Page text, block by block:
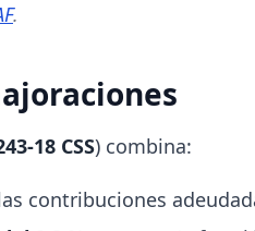
.
18 CSS) combina:
contribuciones